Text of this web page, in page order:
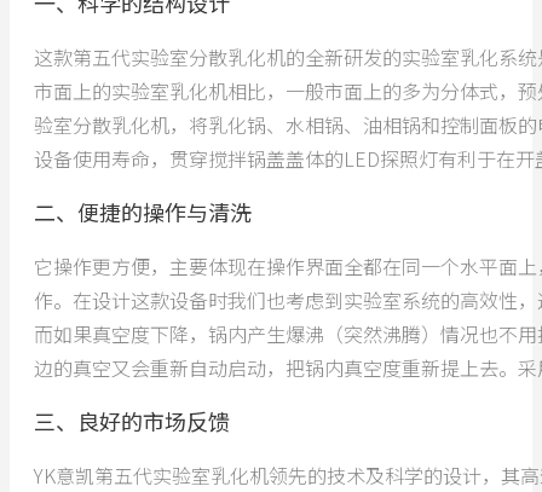
这款第五代实验室分散乳化机的全新研发的实验室乳化系
市面上的实验室乳化机相比，一般市面上的多为分体式，
验室分散乳化机，将乳化锅、水相锅、油相锅和控制面板
设备使用寿命，贯穿搅拌锅盖盖体的LED探照灯有利于在
二、便捷的操作与清洗
它操作更方便，主要体现在操作界面全都在同一个水平面
作。在设计这款设备时我们也考虑到实验室系统的高效性
而如果真空度下降，锅内产生爆沸（突然沸腾）情况也不
边的真空又会重新自动启动，把锅内真空度重新提上去。
三、良好的市场反馈
YK意凯第五代实验室乳化机领先的技术及科学的设计，其